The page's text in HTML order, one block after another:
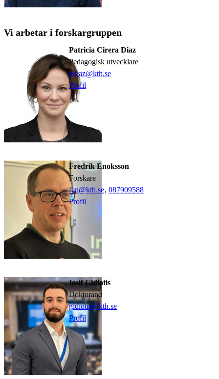
Vi arbetar i forskargruppen
Patricia Cirera Diaz
pedagogisk utvecklare
pdiaz@kth.se
Profil
Fredrik Enoksson
forskare
fen@kth.se, 087909588
Profil
Iosif Gidiotis
doktorand
gidiotis@kth.se
Profil